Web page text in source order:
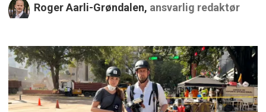
Roger Aarli-Grøndalen, ansvarlig redaktør